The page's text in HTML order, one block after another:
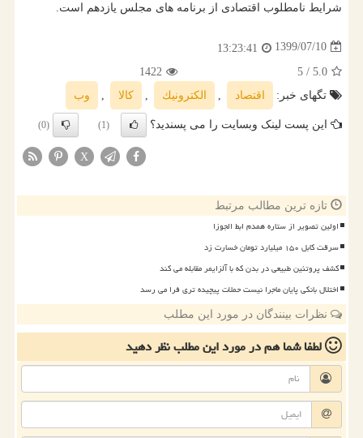
شرایط نامطلوب اقتصادی از برنامه های مجلس یازدهم است.
1399/07/10
13:23:41
5.0
/ 5
1422
تگهای خبر:
اقتصاد الكترونیك كالا وب
این پست لینک وبسایت را می پسندید؟ (1)
(0)
X
تازه ترین مطالب مرتبط
اولین تصویر از ستاره همدم ابط الجوزا
سرقت کابل ۱۵۰ میلیارد تومان خسارت زد
کشف پروتئین طبیعی در بدن که با آلزایمر مقابله می کند
اختلال بانکی پایان ماجرا نیست حملات پیچیده تری فرا می رسد
نظرات بینندگان در مورد این مطلب
لطفا شما همدر مورد این مطلبنظر دهید